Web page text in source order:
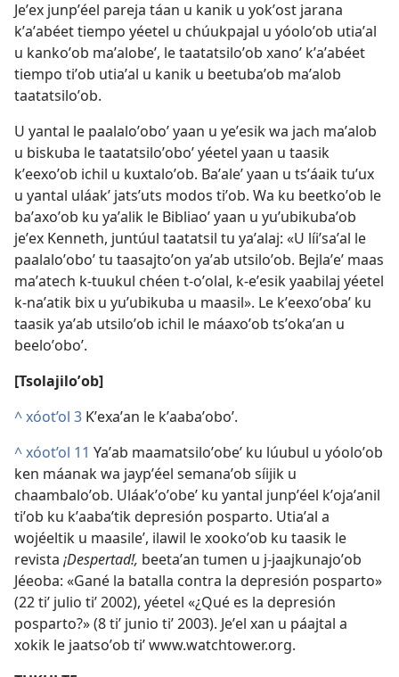
Jeʼex junpʼéel pareja táan u kanik u yokʼost jarana
kʼaʼabéet tiempo yéetel u chúukpajal u yóoloʼob utiaʼal
u kankoʼob maʼalobeʼ, le taatatsiloʼob xanoʼ kʼaʼabéet
tiempo tiʼob utiaʼal u kanik u beetubaʼob maʼalob
taatatsiloʼob.
U yantal le paalaloʼoboʼ yaan u yeʼesik wa jach maʼalob
u biskuba le taatatsiloʼoboʼ yéetel yaan u taasik
kʼeexoʼob ichil u kuxtaloʼob. Baʼaleʼ yaan u tsʼáaik tuʼux
u yantal uláakʼ jatsʼuts modos tiʼob. Wa ku beetkoʼob le
baʼaxoʼob ku yaʼalik le Bibliaoʼ yaan u yuʼubikubaʼob
jeʼex Kenneth, juntúul taatatsil tu yaʼalaj: «U líiʼsaʼal le
paalaloʼoboʼ tu taasajtoʼon yaʼab utsiloʼob. Bejlaʼeʼ maas
maʼatech k-tuukul chéen t-oʼolal, k-eʼesik yaabilaj yéetel
k-naʼatik bix u yuʼubikuba u maasil». Le kʼeexoʼobaʼ ku
taasik yaʼab utsiloʼob ichil le máaxoʼob tsʼokaʼan u
beeloʼoboʼ.
[Tsolajiloʼob]
^xóot’ol 3 Kʼexaʼan le kʼaabaʼoboʼ.
^xóot’ol 11 Yaʼab maamatsiloʼobeʼ ku lúubul u yóoloʼob
ken máanak wa jaypʼéel semanaʼob síijik u
chaambaloʼob. Uláakʼoʼobeʼ ku yantal junpʼéel kʼojaʼanil
tiʼob ku kʼaabaʼtik depresión posparto. Utiaʼal a
wojéeltik u maasileʼ, ilawil le xookoʼob ku taasik le
revista ¡Despertad!, beetaʼan tumen u j-jaajkunajoʼob
Jéeoba: «Gané la batalla contra la depresión posparto»
(22 tiʼ julio tiʼ 2002), yéetel «¿Qué es la depresión
posparto?» (8 tiʼ junio tiʼ 2003). Jeʼel xan u páajtal a
xokik le jaatsoʼob tiʼ www.watchtower.org.